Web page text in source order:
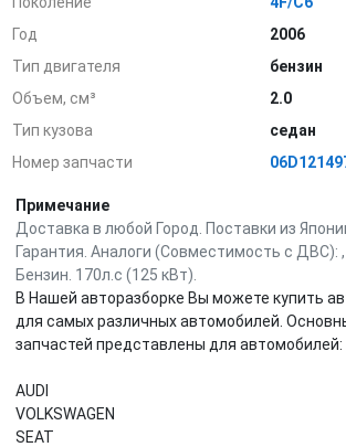
Год
2006
Тип двигателя
бензин
Объем, см³
2.0
Тип кузова
седан
Номер запчасти
Примечание
Доставка в любой Город. Поставки из
Гарантия. Аналоги (Совместимость с ДВС): ,
Бензин. 170л.с (125 кВт).
В Нашей авторазборке Вы можете купить
для самых различных автомобилей.
запчастей представлены для автомобилей:
AUDI
VOLKSWAGEN
SEAT